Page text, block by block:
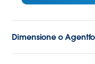
Dimensione o